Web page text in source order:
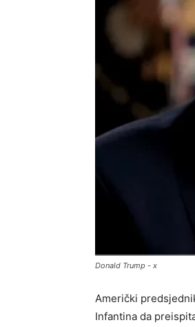
Donald Trump - x
Američki
Infantina da